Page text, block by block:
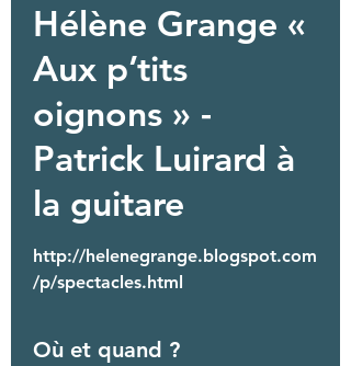
Hélène Grange «
Aux p’tits
oignons » -
Patrick Luirard à
la guitare
http://helenegrange.blogspot.com
/p/spectacles.html
Où et quand ?